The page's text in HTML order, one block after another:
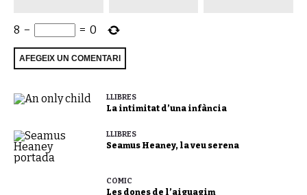
8 − = 0
LLIBRES
La intimitat d’una infància
LLIBRES
Seamus Heaney, la veu serena
CÒMIC
Les dones de l’aiguagim